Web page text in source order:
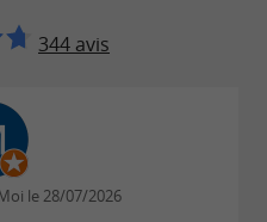
généreuses, des
et une ambiance
secret de ce
344 avis
le 28/07/2026